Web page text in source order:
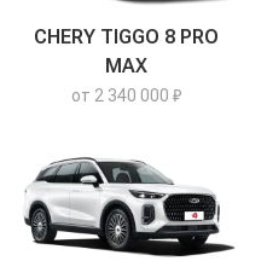
CHERY TIGGO 8 PRO
MAX
от 2 340 000 ₽